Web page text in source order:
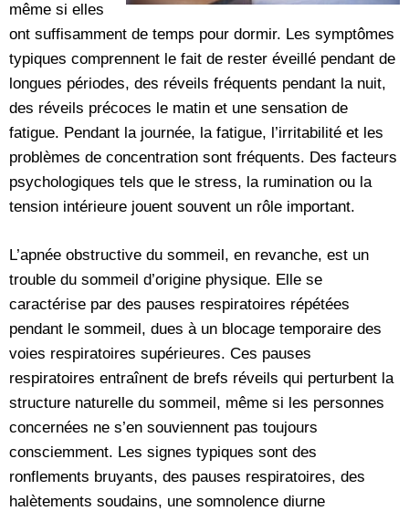
même si elles
ont suffisamment de temps pour dormir. Les symptômes
typiques comprennent le fait de rester éveillé pendant de
longues périodes, des réveils fréquents pendant la nuit,
des réveils précoces le matin et une sensation de
fatigue. Pendant la journée, la fatigue, l’irritabilité et les
problèmes de concentration sont fréquents. Des facteurs
psychologiques tels que le stress, la rumination ou la
tension intérieure jouent souvent un rôle important.
L’apnée obstructive du sommeil, en revanche, est un
trouble du sommeil d’origine physique. Elle se
caractérise par des pauses respiratoires répétées
pendant le sommeil, dues à un blocage temporaire des
voies respiratoires supérieures. Ces pauses
respiratoires entraînent de brefs réveils qui perturbent la
structure naturelle du sommeil, même si les personnes
concernées ne s’en souviennent pas toujours
consciemment. Les signes typiques sont des
ronflements bruyants, des pauses respiratoires, des
halètements soudains, une somnolence diurne